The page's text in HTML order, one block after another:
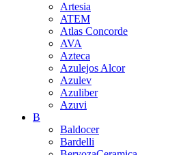
Artesia
ATEM
Atlas Concorde
AVA
Azteca
Azulejos Alcor
Azulev
Azuliber
Azuvi
B
Baldocer
Bardelli